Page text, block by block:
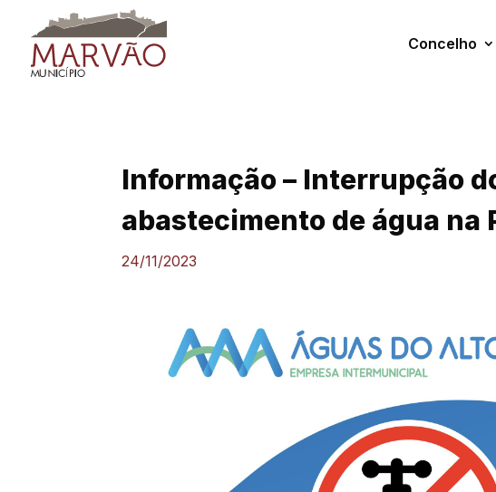
content
Concelho
Informação – Interrupção
abastecimento de água na
24/11/2023